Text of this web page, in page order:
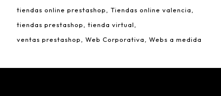
tiendas online prestashop
Tiendas online valencia
tiendas prestashop
tienda virtual
ventas prestashop
Web Corporativa Webs a medida